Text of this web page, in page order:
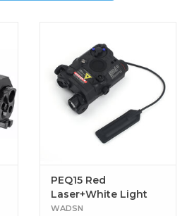
PEQ15 Red
Laser+White Light
Version
WADSN